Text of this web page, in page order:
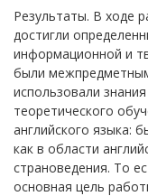
Результаты. В ходе
достигли
информационной и
были
использовали
теоретического
английского языка:
как в области
страноведения. То
основная цель